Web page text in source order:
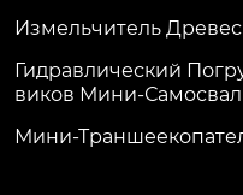
Измельчитель
Гидравлический
Виков Мини-Самосвал
Мини-